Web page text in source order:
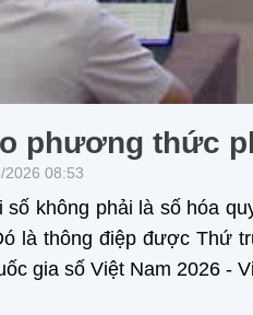
phương thức
2026 08:53
số không phải là số hóa
là thông điệp được Thứ
gia số Việt Nam 2026 -